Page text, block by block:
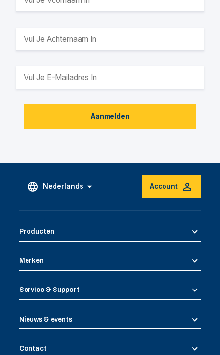
Aanmelden
Nederlands Account
Producten
Merken
Service & Support
Nieuws & events
Contact